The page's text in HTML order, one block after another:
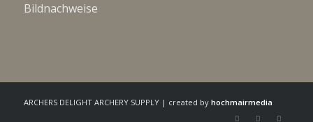
Bildnachweise
ARCHERS DELIGHT ARCHERY SUPPLY | created by hochmairmedia